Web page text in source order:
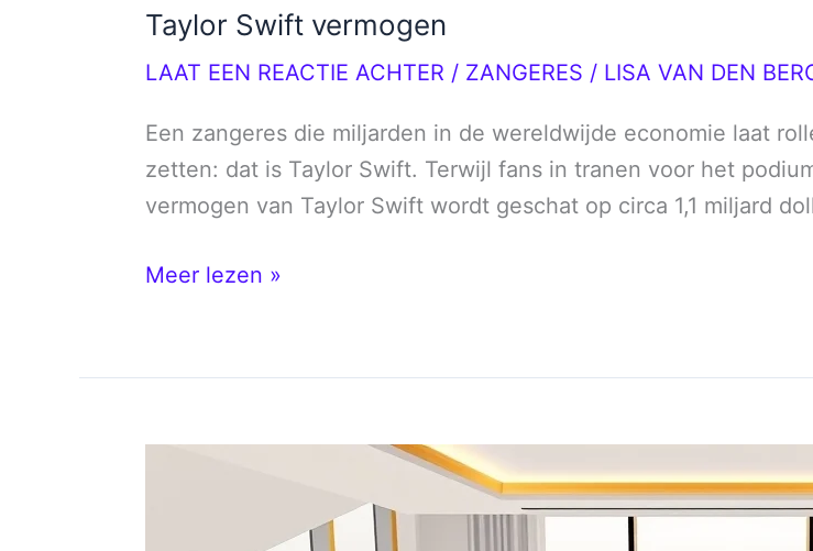
Taylor Swift vermogen
LAAT EEN REACTIE ACHTER / ZANGERES / LISA VAN DEN
Een zangeres die miljarden in de wereldwijde economie laat
zetten: dat is Taylor Swift. Terwijl fans in tranen voor het
vermogen van Taylor Swift wordt geschat op circa 1,1 miljard
Taylor
Meer lezen »